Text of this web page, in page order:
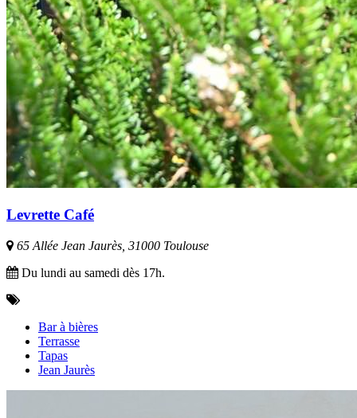
Levrette Café
65 Allée Jean Jaurès, 31000 Toulouse
Du lundi au samedi dès 17h.
Bar à bières
Terrasse
Tapas
Jean Jaurès